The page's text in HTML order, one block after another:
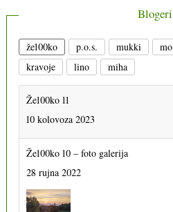
Blogeri
že100ko p.o.s. mukki mo
kravoje
lino miha
Že100ko 11
10 kolovoza 2023
Že100ko 10 – foto galerija
28 rujna 2022